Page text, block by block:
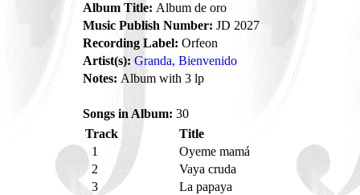
Album Title: Album de oro
Music Publish Number: JD 2027
Recording Label: Orfeon
Artist(s): Granda, Bienvenido
Notes: Album with 3 lp
Songs in Album: 30
Track
Title
1
Oyeme mamá
2
Vaya cruda
3
La papaya